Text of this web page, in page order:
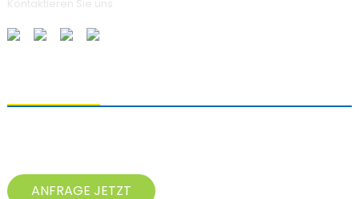
Kontaktieren Sie uns
ANFRAGE JETZT